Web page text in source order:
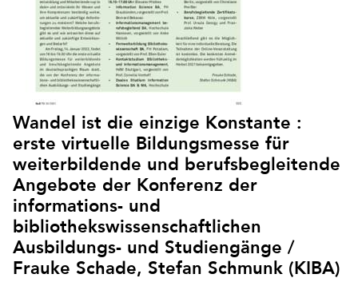
Wandel ist die einzige Konstante :
erste virtuelle Bildungsmesse für
weiterbildende und berufsbegleitende
Angebote der Konferenz der
informations- und
bibliothekswissenschaftlichen
Ausbildungs- und Studiengänge /
Frauke Schade, Stefan Schmunk (KIBA)